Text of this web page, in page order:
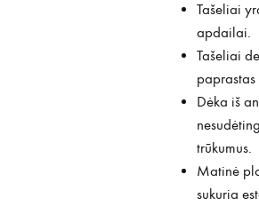
Tašeliai
apdailai.
Tašeliai
Dėka iš
trūkumus.
Matinė
sukuria